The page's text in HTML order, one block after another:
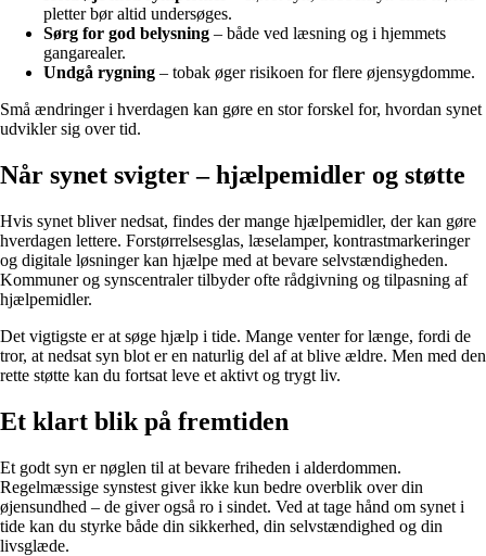
pletter bør altid undersøges.
Sørg for god belysning – både ved læsning og i hjemmets
gangarealer.
Undgå rygning – tobak øger risikoen for flere øjensygdomme.
Små ændringer i hverdagen kan gøre en stor forskel for, hvordan synet
udvikler sig over tid.
Når synet svigter – hjælpemidler og støtte
Hvis synet bliver nedsat, findes der mange hjælpemidler, der kan gøre
hverdagen lettere. Forstørrelsesglas, læselamper, kontrastmarkeringer
og digitale løsninger kan hjælpe med at bevare selvstændigheden.
Kommuner og synscentraler tilbyder ofte rådgivning og tilpasning af
hjælpemidler.
Det vigtigste er at søge hjælp i tide. Mange venter for længe, fordi de
tror, at nedsat syn blot er en naturlig del af at blive ældre. Men med den
rette støtte kan du fortsat leve et aktivt og trygt liv.
Et klart blik på fremtiden
Et godt syn er nøglen til at bevare friheden i alderdommen.
Regelmæssige synstest giver ikke kun bedre overblik over din
øjensundhed – de giver også ro i sindet. Ved at tage hånd om synet i
tide kan du styrke både din sikkerhed, din selvstændighed og din
livsglæde.